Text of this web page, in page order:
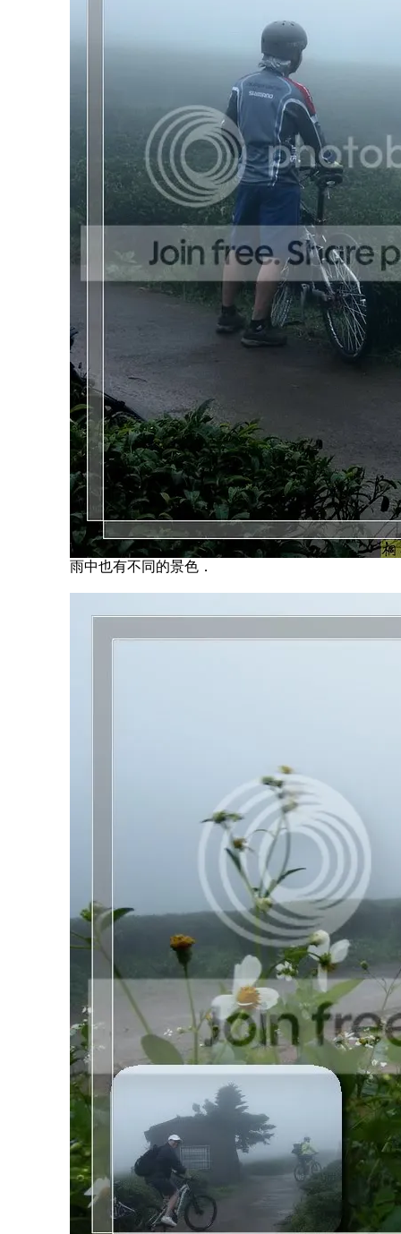
雨中也有不同的景色．